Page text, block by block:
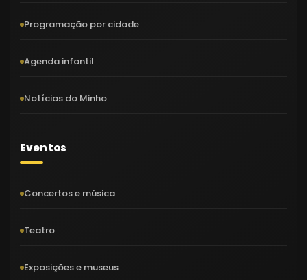
Programação por cidade
Agenda infantil
Notícias do Minho
Eventos
Concertos e música
Teatro
Exposições e museus